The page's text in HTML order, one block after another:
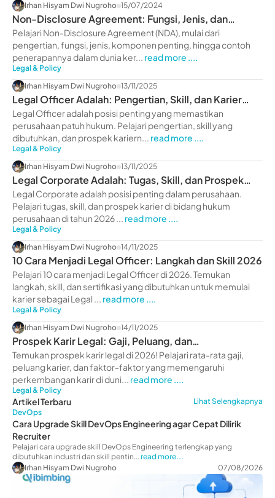
Irhan Hisyam Dwi Nugroho 15/07/2024
Non-Disclosure Agreement: Fungsi, Jenis, dan
Contohnya
Pelajari Non-Disclosure Agreement (NDA), mulai dari
pengertian, fungsi, jenis, komponen penting, hingga contoh
penerapannya dalam dunia ker... read more ....
Legal & Policy
Irhan Hisyam Dwi Nugroho 13/11/2025
Legal Officer Adalah: Pengertian, Skill, dan Karier
2026
Legal Officer adalah posisi penting yang memastikan
perusahaan patuh hukum. Pelajari pengertian, skill yang
dibutuhkan, dan prospek kariern... read more ....
Legal & Policy
Irhan Hisyam Dwi Nugroho 13/11/2025
Legal Corporate Adalah: Tugas, Skill, dan Prospek
Karier 2026
Legal Corporate adalah posisi penting dalam perusahaan.
Pelajari tugas, skill, dan prospek karier di bidang hukum
perusahaan di tahun 2026 ... read more ....
Legal & Policy
Irhan Hisyam Dwi Nugroho 14/11/2025
10 Cara Menjadi Legal Officer: Langkah dan Skill 2026
Pelajari 10 cara menjadi Legal Officer di 2026. Temukan
langkah, skill, dan sertifikasi yang dibutuhkan untuk memulai
karier sebagai Legal ... read more ....
Legal & Policy
Irhan Hisyam Dwi Nugroho 14/11/2025
Prospek Karir Legal: Gaji, Peluang, dan
Perkembangan 2026
Temukan prospek karir legal di 2026! Pelajari rata-rata gaji,
peluang karier, dan faktor-faktor yang memengaruhi
perkembangan karir di duni... read more ....
Legal & Policy
Artikel Terbaru
Lihat Selengkapnya
DevOps
Cara Upgrade Skill DevOps Engineering agar Cepat Dilirik
Recruiter
Pelajari cara upgrade skill DevOps Engineering terlengkap yang
dibutuhkan industri dan skill pentin...read more...
Irhan Hisyam Dwi Nugroho
07/08/2026